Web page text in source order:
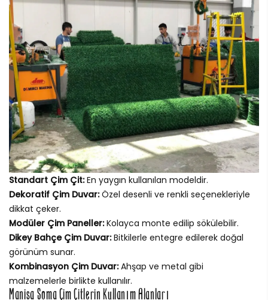
Standart Çim Çit:En yaygın kullanılan modeldir.
Dekoratif Çim Duvar:Özel desenli ve renkli seçenekleriyle
dikkat çeker.
Modüler Çim Paneller:Kolayca monte edilip sökülebilir.
Dikey Bahçe Çim Duvar:Bitkilerle entegre edilerek doğal
görünüm sunar.
Kombinasyon Çim Duvar:Ahşap ve metal gibi
malzemelerle birlikte kullanılır.
Manisa Soma Çim Çitlerin Kullanım Alanları